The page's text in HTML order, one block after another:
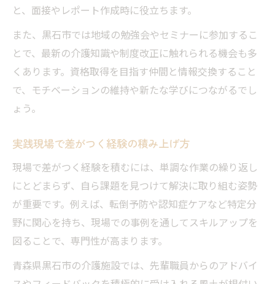
と、面接やレポート作成時に役立ちます。
また、黒石市では地域の勉強会やセミナーに参加するこ
とで、最新の介護知識や制度改正に触れられる機会も多
くあります。資格取得を目指す仲間と情報交換すること
で、モチベーションの維持や新たな学びにつながるでし
ょう。
実践現場で差がつく経験の積み上げ方
現場で差がつく経験を積むには、単調な作業の繰り返し
にとどまらず、自ら課題を見つけて解決に取り組む姿勢
が重要です。例えば、転倒予防や認知症ケアなど特定分
野に関心を持ち、現場での事例を通してスキルアップを
図ることで、専門性が高まります。
青森県黒石市の介護施設では、先輩職員からのアドバイ